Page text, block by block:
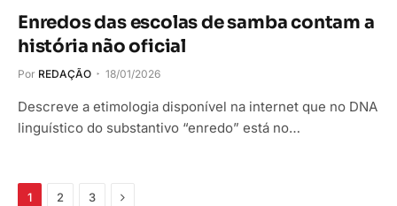
Enredos das escolas de samba contam a
história não oficial
Por REDAÇÃO 18/01/2026
Descreve a etimologia disponível na internet que no DNA
linguístico do substantivo “enredo” está no…
1 2 3 Próximo